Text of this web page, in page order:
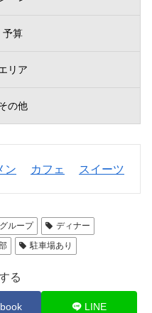
予算
リア
の他
ン カフェ スイーツ
グループ
ディナー
駐車場あり
る
LINE